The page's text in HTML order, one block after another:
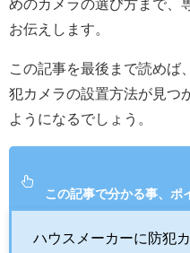
めのカメラの選び方まで、
お伝えします。
この記事を最後まで読めば
犯カメラの設置方法が見つ
ようになるでしょう。
この記事で分かる事、ポ
ハウスメーカーに防犯